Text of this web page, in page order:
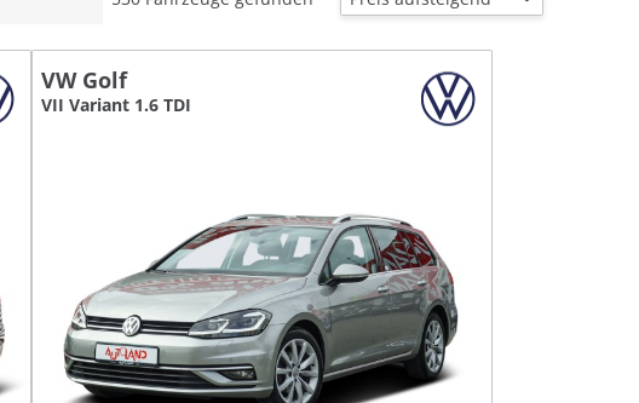
VW Golf
VII Variant 1.6 TDI